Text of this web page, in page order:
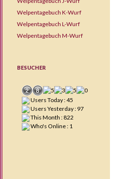
Welpentagebuch K-Wurf
Welpentagebuch L-Wurf
Welpentagebuch M-Wurf
BESUCHER
Users Today : 45
Users Yesterday : 97
This Month : 822
Who's Online : 1